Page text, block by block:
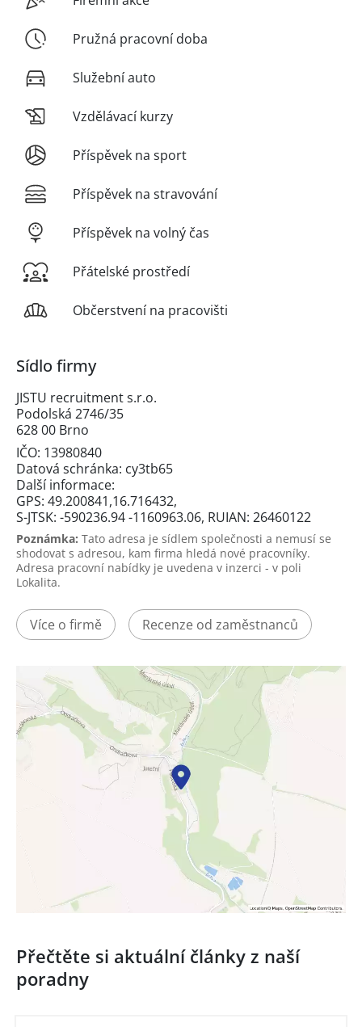
Pružná pracovní doba
Služební auto
Vzdělávací kurzy
Příspěvek na sport
Příspěvek na stravování
Příspěvek na volný čas
Přátelské prostředí
Občerstvení na pracovišti
Sídlo firmy
JISTU recruitment s.r.o.
Podolská 2746/35
628 00 Brno
IČO: 13980840
Datová schránka: cy3tb65
Další informace:
GPS: 49.200841,16.716432,
S-JTSK: -590236.94 -1160963.06, RUIAN: 26460122
Poznámka: Tato adresa je sídlem společnosti a nemusí se
shodovat s adresou, kam firma hledá nové pracovníky.
Adresa pracovní nabídky je uvedena v inzerci - v poli
Lokalita.
Více o firmě Recenze od zaměstnanců
Přečtěte si aktuální články z naší
poradny